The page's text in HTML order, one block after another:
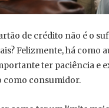
de crédito não é o
Felizmente, há como
ter paciência e
como consumidor.